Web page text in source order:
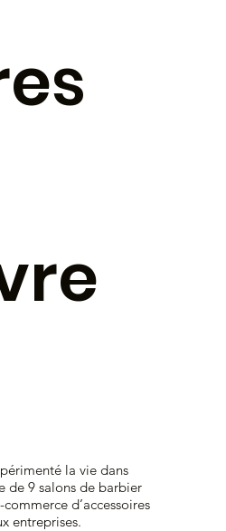
la vie dans
de 9 salons de barbier
d’accessoires
entreprises.